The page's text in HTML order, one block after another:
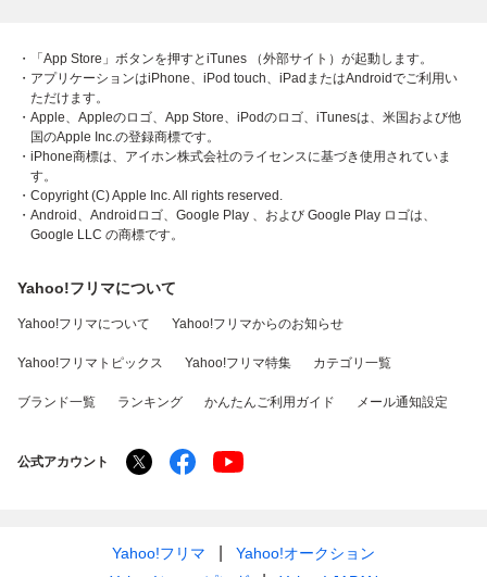
・「App Store」ボタンを押すとiTunes （外部サイト）が起動します。
・アプリケーションはiPhone、iPod touch、iPadまたはAndroidでご利用い
ただけます。
・Apple、Appleのロゴ、App Store、iPodのロゴ、iTunesは、米国および他
国のApple Inc.の登録商標です。
・iPhone商標は、アイホン株式会社のライセンスに基づき使用されていま
す。
・Copyright (C) Apple Inc. All rights reserved.
・Android、Androidロゴ、Google Play 、および Google Play ロゴは、
Google LLC の商標です。
Yahoo!フリマについて
Yahoo!フリマについて Yahoo!フリマからのお知らせ
Yahoo!フリマトピックス Yahoo!フリマ特集 カテゴリ一覧
ブランド一覧 ランキング かんたんご利用ガイド メール通知設定
公式アカウント
Yahoo!フリマ
Yahoo!オークション